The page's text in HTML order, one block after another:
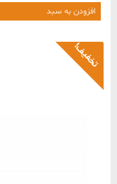
بود.
افزودن به سبد
تخفیف!